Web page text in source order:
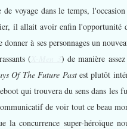
de voyage dans le temps,
il allait avoir enfin
à ses personnages un
(
) de manière
Of The Future Pastest plutôt
qui trouvera du sens dans les
de voir tout ce beau
la concurrence super-héroïque